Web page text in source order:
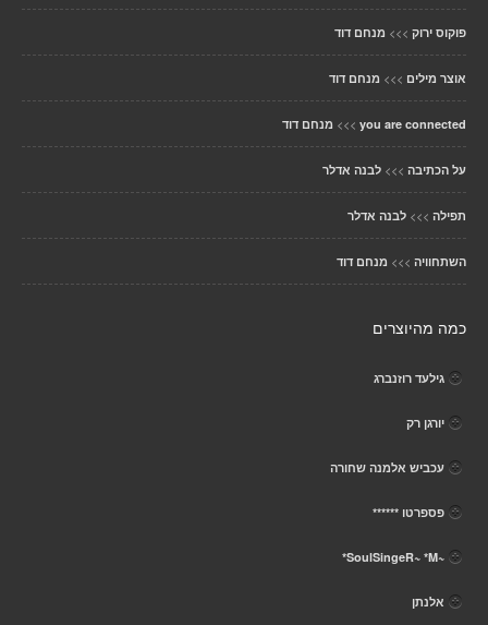
פוקוס ירוק >>> מנחם דוד
אוצר מילים >>> מנחם דוד
you are connected
>>> מנחם דוד
על הכתיבה >>> לבנה אדלר
תפילה >>> לבנה אדלר
השתחוויה >>> מנחם דוד
כמה מהיוצרים
גילעד רוזנברג
יורגן רק
עכביש אלמנה שחורה
פספרטו ******
~SoulSingeR~ *M*
אלנתן